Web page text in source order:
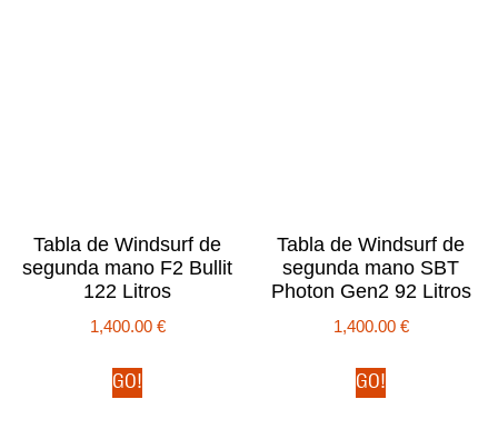
Tabla de Windsurf de
segunda mano F2 Bullit
122 Litros
1,400.00 €
GO!
Tabla de Windsurf de
segunda mano SBT
Photon Gen2 92 Litros
1,400.00 €
GO!